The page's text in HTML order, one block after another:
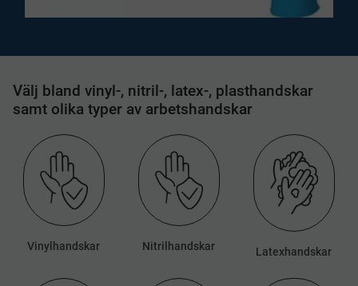
Välj bland vinyl-, nitril-, latex-, plasthandskar
samt olika typer av arbetshandskar
Vinylhandskar Nitrilhandskar Latexhandskar